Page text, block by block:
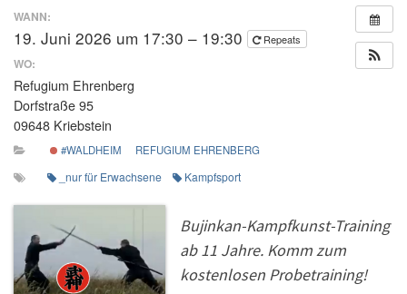
WANN:
19. Juni 2026 um 17:30 – 19:30 Repeats
WO:
Refugium Ehrenberg
Dorfstraße 95
09648 Kriebstein
#WALDHEIM REFUGIUM EHRENBERG
_nur für Erwachsene Kampfsport
Bujinkan-Kampfkunst-Training
ab 11 Jahre. Komm zum
kostenlosen Probetraining!